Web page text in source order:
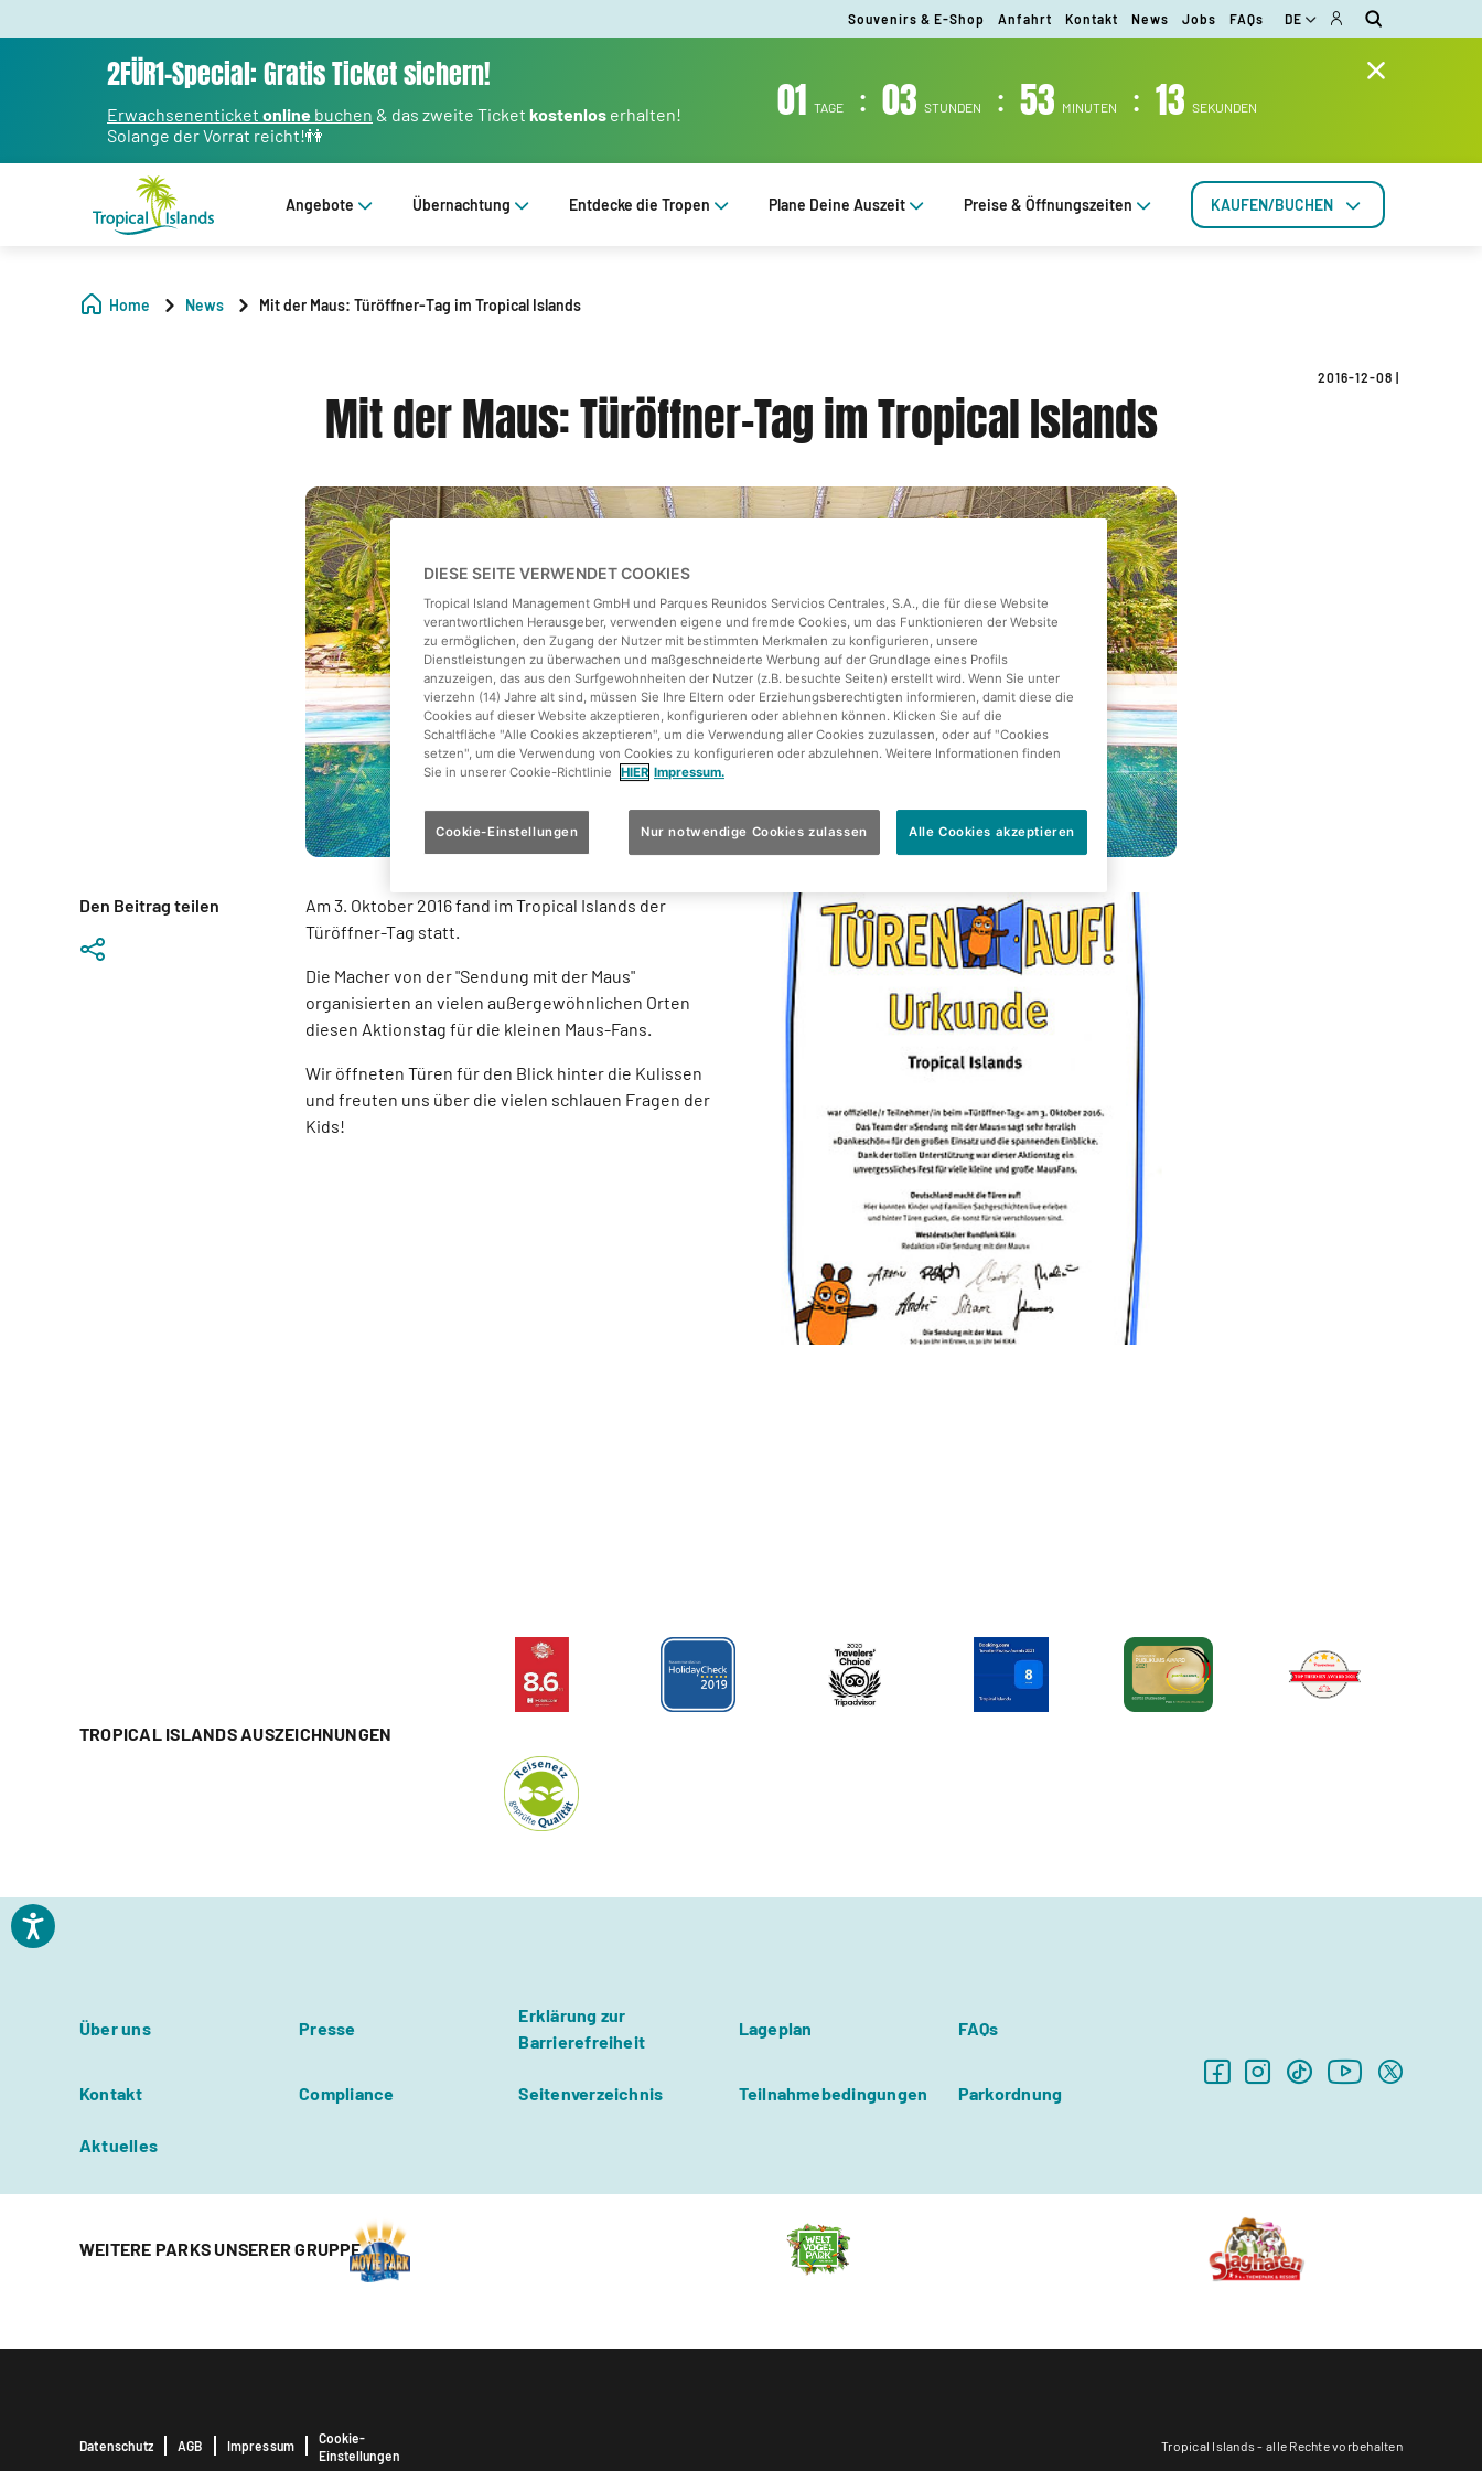
Souvenirs & E-Shop Anfahrt Kontakt News Jobs FAQs DE
2FÜR1-Special: Gratis Ticket sichern!
Erwachsenenticket online buchen & das zweite Ticket kostenlos erhalten!
Solange der Vorrat reicht!👫
01 TAGE : 03 STUNDEN : 53 MINUTEN : 13 SEKUNDEN
Angebote Übernachtung Entdecke die Tropen Plane Deine Auszeit Preise & Öffnungszeiten KAUFEN/BUCHEN
Home News Mit der Maus: Türöffner-Tag im Tropical Islands
2016-12-08
Mit der Maus: Türöffner-Tag im Tropical Islands
Den Beitrag teilen
Am 3. Oktober 2016 fand im Tropical Islands der
Türöffner-Tag statt.
Die Macher von der "Sendung mit der Maus"
organisierten an vielen außergewöhnlichen Orten
diesen Aktionstag für die kleinen Maus-Fans.
Wir öffneten Türen für den Blick hinter die Kulissen
und freuten uns über die vielen schlauen Fragen der
Kids!
TROPICAL ISLANDS AUSZEICHNUNGEN
Über uns Presse
Erklärung zur
Barrierefreiheit
Lageplan FAQs
Kontakt Compliance Seitenverzeichnis Teilnahmebedingungen Parkordnung
Aktuelles
WEITERE PARKS UNSERER GRUPPE
Datenschutz AGB Impressum
Cookie-
Einstellungen
Tropical Islands - alle Rechte vorbehalten
DIESE SEITE VERWENDET COOKIES
Tropical Island Management GmbH und Parques Reunidos Servicios Centrales, S.A., die für diese Website
verantwortlichen Herausgeber, verwenden eigene und fremde Cookies, um das Funktionieren der Website
zu ermöglichen, den Zugang der Nutzer mit bestimmten Merkmalen zu konfigurieren, unsere
Dienstleistungen zu überwachen und maßgeschneiderte Werbung auf der Grundlage eines Profils
anzuzeigen, das aus den Surfgewohnheiten der Nutzer (z.B. besuchte Seiten) erstellt wird. Wenn Sie unter
vierzehn (14) Jahre alt sind, müssen Sie Ihre Eltern oder Erziehungsberechtigten informieren, damit diese die
Cookies auf dieser Website akzeptieren, konfigurieren oder ablehnen können. Klicken Sie auf die
Schaltfläche "Alle Cookies akzeptieren", um die Verwendung aller Cookies zuzulassen, oder auf "Cookies
setzen", um die Verwendung von Cookies zu konfigurieren oder abzulehnen. Weitere Informationen finden
Sie in unserer Cookie-Richtlinie
HIER Impressum.
Cookie-Einstellungen Nur notwendige Cookies zulassen Alle Cookies akzeptieren